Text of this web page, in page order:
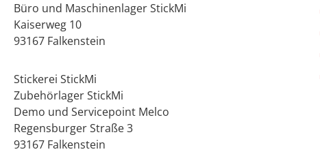
Büro und Maschinenlager StickMi
Kaiserweg 10
93167 Falkenstein
Stickerei StickMi
Zubehörlager StickMi
Demo und Servicepoint Melco
Regensburger Straße 3
93167 Falkenstein